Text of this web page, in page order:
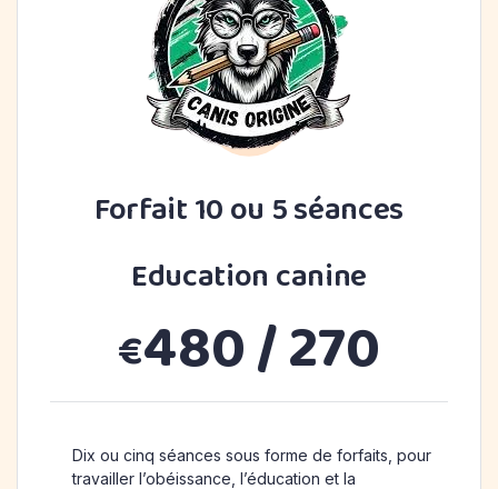
Forfait 10 ou 5 séances
Education canine
€480 / 270
Dix ou cinq séances sous forme de forfaits, pour
travailler l’obéissance, l’éducation et la